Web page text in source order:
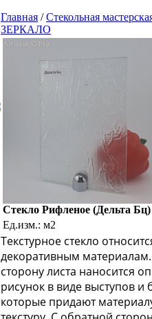
Главная /Стекольная
ЗЕРКАЛО
Стекло Рифленое (Дельта Бц)
Ед.изм.: м2
Текстурное стекло
декоративным
сторону листа наносится
рисунок в виде выступов и
которые придают